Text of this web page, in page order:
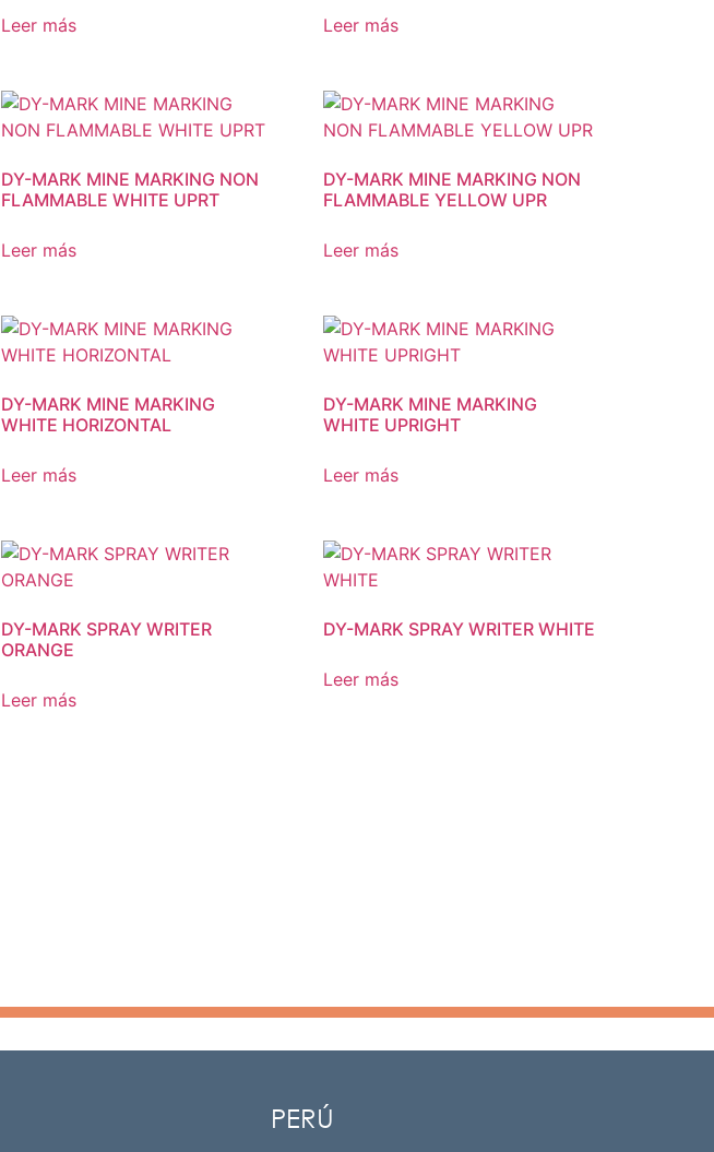
Leer más Leer más
DY-MARK MINE MARKING NON
FLAMMABLE WHITE UPRT
Leer más
DY-MARK MINE MARKING NON
FLAMMABLE YELLOW UPR
Leer más
DY-MARK MINE MARKING
WHITE HORIZONTAL
Leer más
DY-MARK MINE MARKING
WHITE UPRIGHT
Leer más
DY-MARK SPRAY WRITER
ORANGE
Leer más
DY-MARK SPRAY WRITER WHITE
Leer más
PERÚ